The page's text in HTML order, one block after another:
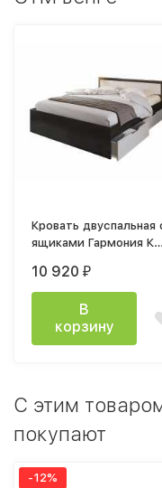
Кровать двуспальная
ящиками Гармония КР
белфорт
10 920 ₽
В
корзину
C этим
покупают
-12%